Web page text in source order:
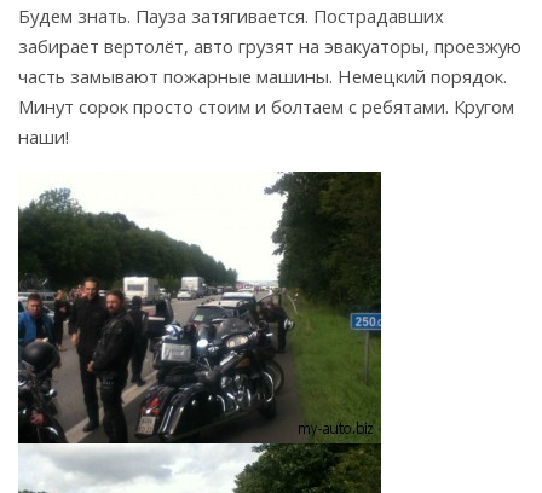
Будем знать. Пауза затягивается. Пострадавших
забирает вертолёт, авто грузят на эвакуаторы, проезжую
часть замывают пожарные машины. Немецкий порядок.
Минут сорок просто стоим и болтаем с ребятами. Кругом
наши!